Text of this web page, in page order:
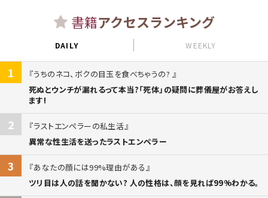
書籍アクセスランキング
DAILY WEEKLY
1
うちのネコ、ボクの目玉を食べちゃうの?
死ぬとウンチが漏れるって本当?「死体」の疑問に葬儀屋がお答えし
ます!
2
ラストエンペラーの私生活
異常な性生活を送ったラストエンペラー
3
あなたの顔には99%理由がある
ツリ目は人の話を聞かない? 人の性格は、顔を見れば99%わかる。